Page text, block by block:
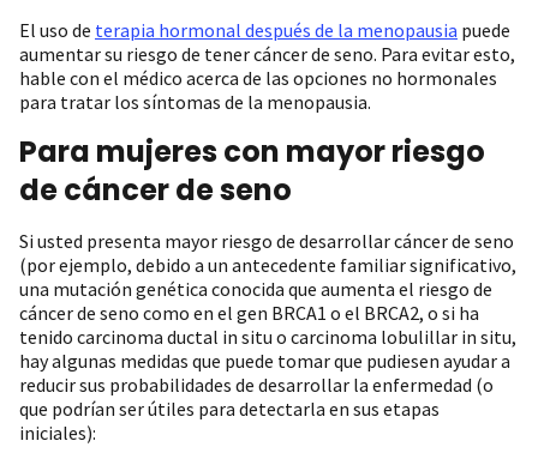
El uso de terapia hormonal después de la menopausia puede
aumentar su riesgo de tener cáncer de seno. Para evitar esto,
hable con el médico acerca de las opciones no hormonales
para tratar los síntomas de la menopausia.
Para mujeres con mayor riesgo
de cáncer de seno
Si usted presenta mayor riesgo de desarrollar cáncer de seno
(por ejemplo, debido a un antecedente familiar significativo,
una mutación genética conocida que aumenta el riesgo de
cáncer de seno como en el gen BRCA1 o el BRCA2, o si ha
tenido carcinoma ductal in situ o carcinoma lobulillar in situ,
hay algunas medidas que puede tomar que pudiesen ayudar a
reducir sus probabilidades de desarrollar la enfermedad (o
que podrían ser útiles para detectarla en sus etapas
iniciales):